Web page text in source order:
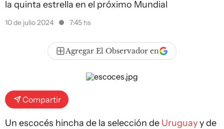
la quinta estrella en el próximo Mundial
10 de julio 2024 7:45 hs
Agregar El Observador en
Compartir
Un escocés hincha de la selección de Uruguayy de